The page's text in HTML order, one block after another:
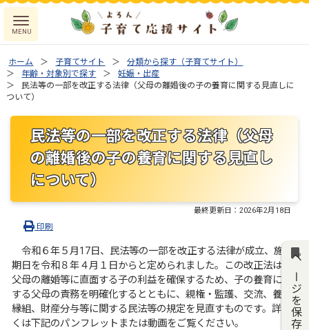
ホーム 子育てサイト
分類から探す（子育てサイト）
年齢・対象別で探す
妊娠・出産
民法等の一部を改正する法律（父母の離婚後の子の養育に関する見直しに
ついて）
民法等の一部を改正する法律（父母
の離婚後の子の養育に関する見直し
について）
最終更新日：2026年2月18日
印刷
令和６年５月17日、民法等の一部を改正する法律が成立、施行
期日を令和８年４月１日からと定められました。この改正法は、
父母の離婚等に直面する子の利益を確保するため、子の養育に関
する父母の責務を明確化するとともに、親権・監護、交流、養子
縁組、財産分与等に関する民法等の規定を見直すものです。詳し
くは下記のパンフレットまたは動画をご覧ください。
ページを保存